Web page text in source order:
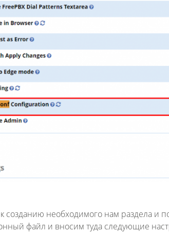
созданию необходимого нам раздела и
файл и вносим туда следующие